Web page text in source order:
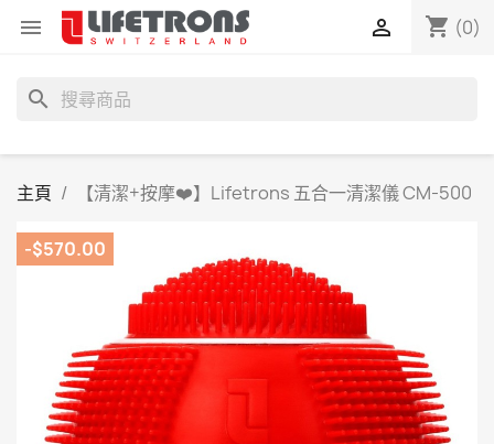
 shopping_cart (0)

search
主頁 【清潔+按摩❤️】Lifetrons 五合一清潔儀 CM-500
-$570.00